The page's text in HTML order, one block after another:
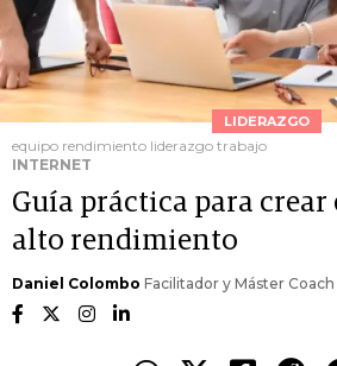
LIDERAZGO
equipo rendimiento liderazgo trabajo
INTERNET
Guía práctica para crear
alto rendimiento
Daniel Colombo Facilitador y Máster